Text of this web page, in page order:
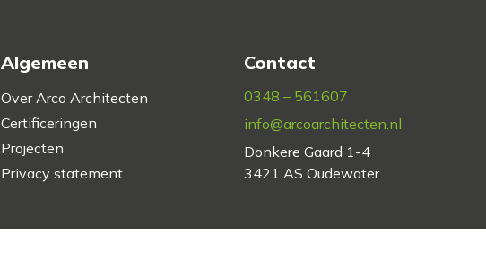
Algemeen
Over Arco Architecten
Certificeringen
Projecten
Privacy statement
Contact
0348 – 561607
info@arcoarchitecten.nl
Donkere Gaard 1-4
3421 AS Oudewater